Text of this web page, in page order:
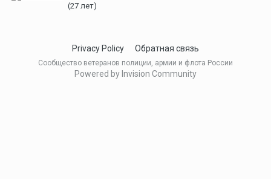
(27 лет)
Privacy Policy Обратная связь
Сообщество ветеранов полиции, армии и флота России
Powered by Invision Community